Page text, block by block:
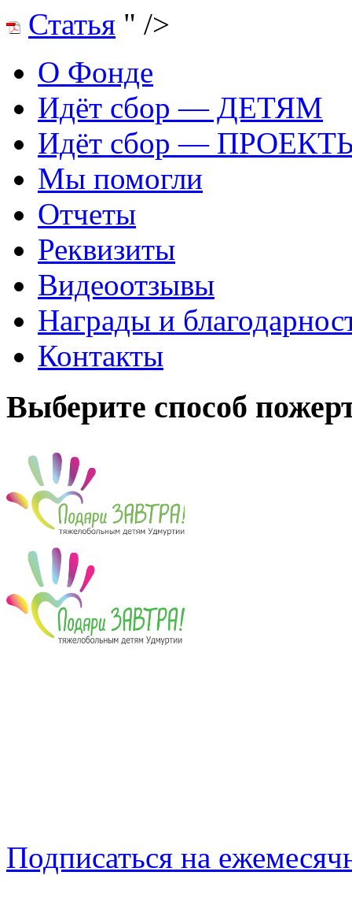
Статья " />
О Фонде
Идёт сбор — ДЕТЯМ
Идёт сбор —
Мы помогли
Отчеты
Реквизиты
Видеоотзывы
Награды и
Контакты
Выберите способ
Подписаться на